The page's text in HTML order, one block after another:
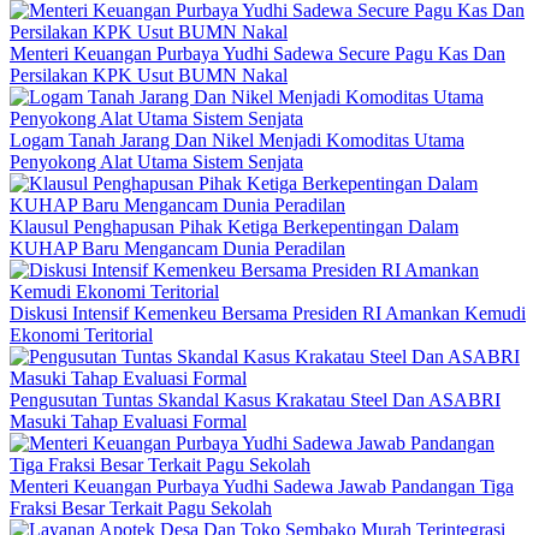
Menteri Keuangan Purbaya Yudhi Sadewa Secure Pagu Kas Dan
Persilakan KPK Usut BUMN Nakal
Logam Tanah Jarang Dan Nikel Menjadi Komoditas Utama
Penyokong Alat Utama Sistem Senjata
Klausul Penghapusan Pihak Ketiga Berkepentingan Dalam
KUHAP Baru Mengancam Dunia Peradilan
Diskusi Intensif Kemenkeu Bersama Presiden RI Amankan Kemudi
Ekonomi Teritorial
Pengusutan Tuntas Skandal Kasus Krakatau Steel Dan ASABRI
Masuki Tahap Evaluasi Formal
Menteri Keuangan Purbaya Yudhi Sadewa Jawab Pandangan Tiga
Fraksi Besar Terkait Pagu Sekolah